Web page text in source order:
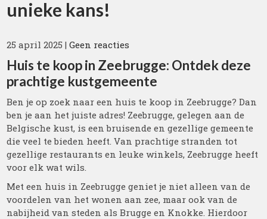
unieke kans!
25 april 2025 |Geen reacties
Huis te koop in Zeebrugge: Ontdek deze
prachtige kustgemeente
Ben je op zoek naar een huis te koop in Zeebrugge? Dan
ben je aan het juiste adres! Zeebrugge, gelegen aan de
Belgische kust, is een bruisende en gezellige gemeente
die veel te bieden heeft. Van prachtige stranden tot
gezellige restaurants en leuke winkels, Zeebrugge heeft
voor elk wat wils.
Met een huis in Zeebrugge geniet je niet alleen van de
voordelen van het wonen aan zee, maar ook van de
nabijheid van steden als Brugge en Knokke. Hierdoor